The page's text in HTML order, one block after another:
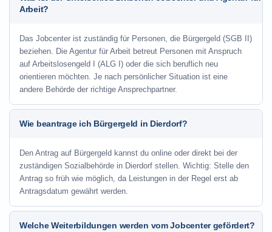
Arbeit?
Das Jobcenter ist zuständig für Personen, die Bürgergeld (SGB II)
beziehen. Die Agentur für Arbeit betreut Personen mit Anspruch
auf Arbeitslosengeld I (ALG I) oder die sich beruflich neu
orientieren möchten. Je nach persönlicher Situation ist eine
andere Behörde der richtige Ansprechpartner.
Wie beantrage ich Bürgergeld in Dierdorf?
Den Antrag auf Bürgergeld kannst du online oder direkt bei der
zuständigen Sozialbehörde in Dierdorf stellen. Wichtig: Stelle den
Antrag so früh wie möglich, da Leistungen in der Regel erst ab
Antragsdatum gewährt werden.
Welche Weiterbildungen werden vom Jobcenter gefördert?